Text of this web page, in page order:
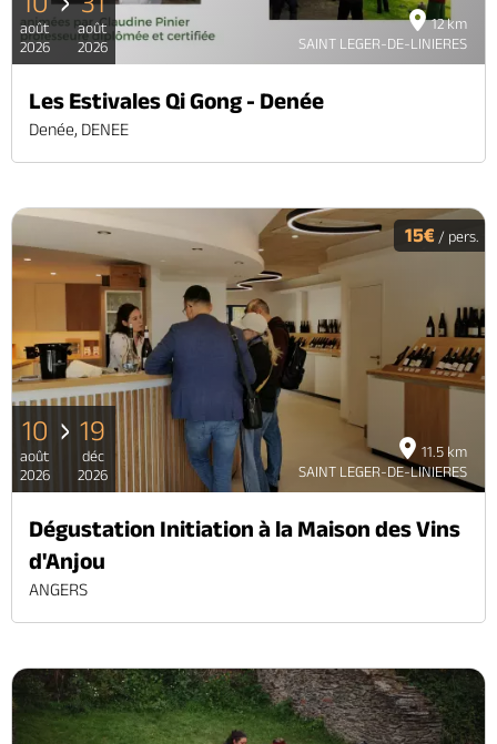
12 km
SAINT LEGER-DE-LINIERES
août
2026
août
2026
Les Estivales Qi Gong - Denée
Denée, DENEE
11.5 km
SAINT LEGER-DE-LINIERES
15€ / pers.
10
août
2026
19
déc
2026
Dégustation Initiation à la Maison des Vins
d'Anjou
ANGERS